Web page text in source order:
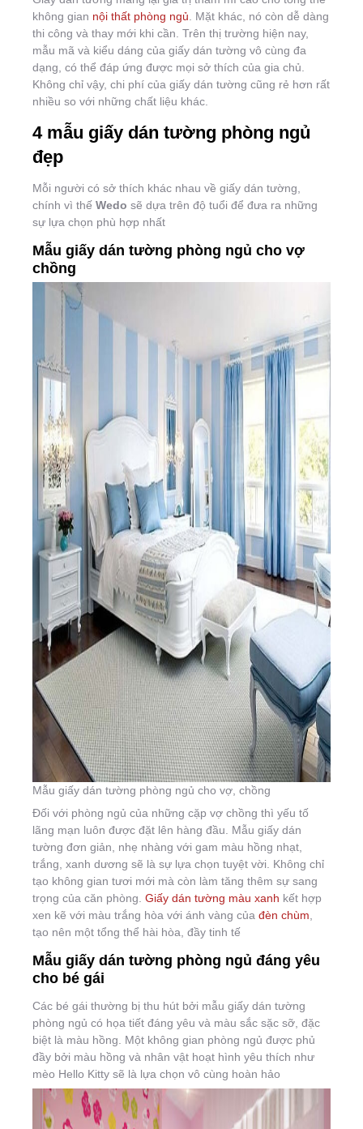
không gian nội thất phòng ngủ. Mặt khác, nó còn dễ dàng
thi công và thay mới khi cần. Trên thị trường hiện nay,
mẫu mã và kiểu dáng của giấy dán tường vô cùng đa
dạng, có thể đáp ứng được mọi sở thích của gia chủ.
Không chỉ vậy, chi phí của giấy dán tường cũng rẻ hơn rất
nhiều so với những chất liệu khác.
4 mẫu giấy dán tường phòng ngủ
đẹp
Mỗi người có sở thích khác nhau về giấy dán tường,
chính vì thế Wedo sẽ dựa trên độ tuổi để đưa ra những
sự lựa chọn phù hợp nhất
Mẫu giấy dán tường phòng ngủ cho vợ
chồng
Mẫu giấy dán tường phòng ngủ cho vợ, chồng
Đối với phòng ngủ của những cặp vợ chồng thì yếu tố
lãng mạn luôn được đặt lên hàng đầu. Mẫu giấy dán
tường đơn giản, nhẹ nhàng với gam màu hồng nhạt,
trắng, xanh dương sẽ là sự lựa chọn tuyệt vời. Không chỉ
tạo không gian tươi mới mà còn làm tăng thêm sự sang
trọng của căn phòng. Giấy dán tường màu xanh kết hợp
xen kẽ với màu trắng hòa với ánh vàng của đèn chùm,
tạo nên một tổng thể hài hòa, đầy tinh tế
Mẫu giấy dán tường phòng ngủ đáng yêu
cho bé gái
Các bé gái thường bị thu hút bởi mẫu giấy dán tường
phòng ngủ có họa tiết đáng yêu và màu sắc sặc sỡ, đặc
biệt là màu hồng. Một không gian phòng ngủ được phủ
đầy bởi màu hồng và nhân vật hoạt hình yêu thích như
mèo Hello Kitty sẽ là lựa chọn vô cùng hoàn hảo